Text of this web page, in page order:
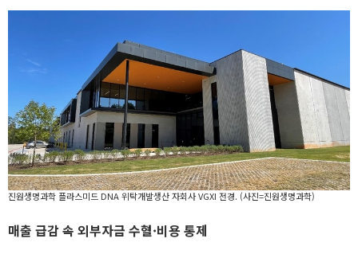
진원생명과학 플라스미드 DNA 위탁개발생산 자회사 VGXI 전경. (사진=진원생명과학)
매출 급감 속 외부자금 수혈·비용 통제